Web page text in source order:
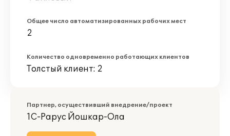
Общее число автоматизированных рабочих мест
2
Количество одновременно работающих клиентов
Толстый клиент: 2
Партнер, осуществивший внедрение/проект
1С-Рарус Йошкар-Ола